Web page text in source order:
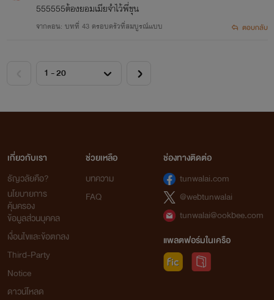
555555ต้องยอมเมียจำไว้พี่ขุน
จากตอน: บทที่ 43 ครอบครัวที่สมบูรณ์แบบ ตอบกลับ
เกี่ยวกับเรา
ธัญวลัยคือ?
นโยบายการ
คุ้มครอง
ข้อมูลส่วนบุคคล
เงื่อนไขและข้อตกลง
Third-Party
Notice
ดาวน์โหลด
ช่วยเหลือ
บทความ
FAQ
ช่องทางติดต่อ
tunwalai.com
@webtunwalai
tunwalai@ookbee.com
แพลตฟอร์มในเครือ